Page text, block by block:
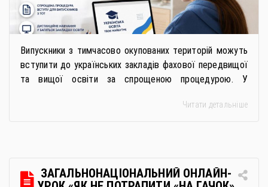
Випускники з тимчасово окупованих територій можуть
вступити до українських закладів фахової передвищої
та вищої освіти за спрощеною процедурою. У
дистанційне навчання, що дає можливість здобувати
передбачає: Скористатися цією процедурою […]
Читати детальніше
ЗАГАЛЬНОНАЦІОНАЛЬНИЙ ОНЛАЙН-